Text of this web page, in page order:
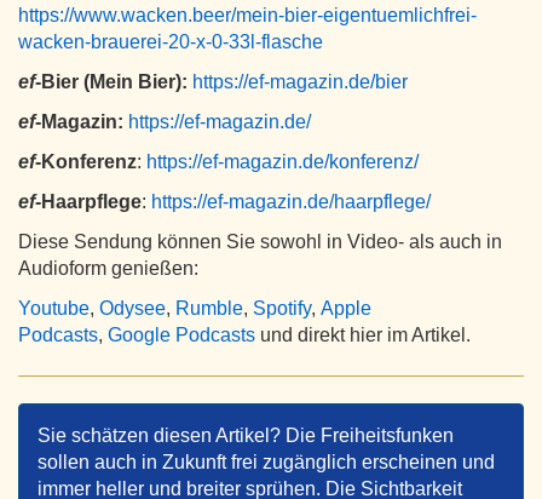
https://www.wacken.beer/mein-bier-eigentuemlichfrei-
wacken-brauerei-20-x-0-33l-flasche
ef-Bier (Mein Bier): https://ef-magazin.de/bier
ef-Magazin: https://ef-magazin.de/
ef-Konferenz: https://ef-magazin.de/konferenz/
ef-Haarpflege: https://ef-magazin.de/haarpflege/
Diese Sendung können Sie sowohl in Video- als auch in
Audioform genießen:
Youtube, Odysee, Rumble, Spotify, Apple
Podcasts, Google Podcasts und direkt hier im Artikel.
Sie schätzen diesen Artikel? Die Freiheitsfunken
sollen auch in Zukunft frei zugänglich erscheinen und
immer heller und breiter sprühen. Die Sichtbarkeit